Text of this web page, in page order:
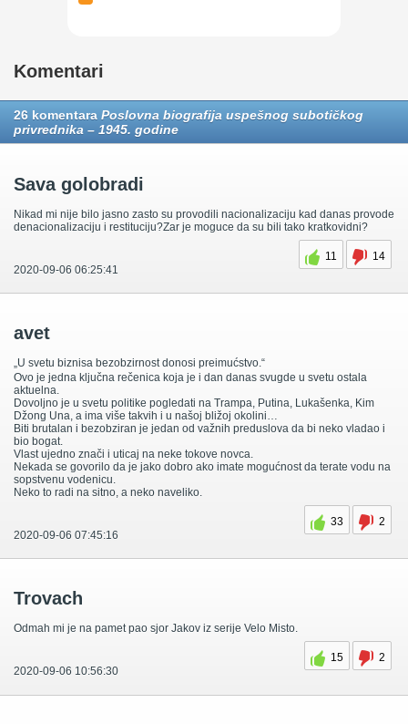
Komentari
26 komentara Poslovna biografija uspešnog subotičkog
privrednika – 1945. godine
Sava golobradi
Nikad mi nije bilo jasno zasto su provodili nacionalizaciju kad danas provode
denacionalizaciju i restituciju?Zar je moguce da su bili tako kratkovidni?
11
14
2020-09-06 06:25:41
avet
„U svetu biznisa bezobzirnost donosi preimućstvo.“
Ovo je jedna ključna rečenica koja je i dan danas svugde u svetu ostala
aktuelna.
Dovoljno je u svetu politike pogledati na Trampa, Putina, Lukašenka, Kim
Džong Una, a ima više takvih i u našoj bližoj okolini…
Biti brutalan i bezobziran je jedan od važnih preduslova da bi neko vladao i
bio bogat.
Vlast ujedno znači i uticaj na neke tokove novca.
Nekada se govorilo da je jako dobro ako imate mogućnost da terate vodu na
sopstvenu vodenicu.
Neko to radi na sitno, a neko naveliko.
33
2
2020-09-06 07:45:16
Trovach
Odmah mi je na pamet pao sjor Jakov iz serije Velo Misto.
15
2
2020-09-06 10:56:30